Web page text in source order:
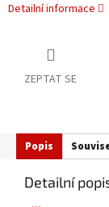
Detailní informace
ZEPTAT SE
Popis
Detailní